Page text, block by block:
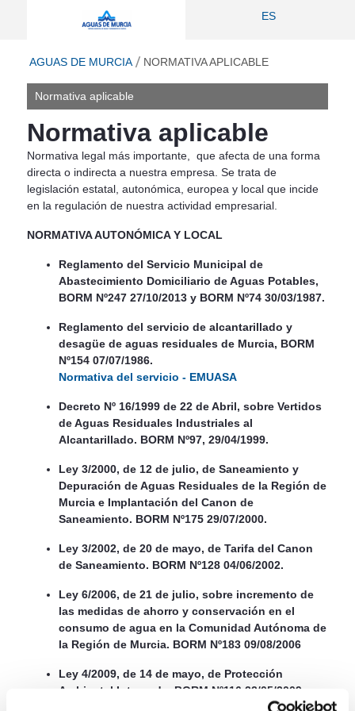
Normativa aplicable - Aguas de
ES
AGUAS DE MURCIA NORMATIVA APLICABLE
Normativa aplicable
Normativa aplicable
Normativa legal más importante, que afecta de una forma
directa o indirecta a nuestra empresa. Se trata de
legislación estatal, autonómica, europea y local que incide
en la regulación de nuestra actividad empresarial.
NORMATIVA AUTONÓMICA Y LOCAL
Reglamento del Servicio Municipal de
Abastecimiento Domiciliario de Aguas Potables,
BORM Nº247 27/10/2013 y BORM Nº74 30/03/1987.
Reglamento del servicio de alcantarillado y
desagüe de aguas residuales de Murcia, BORM
Nº154 07/07/1986.
Normativa del servicio - EMUASA
Decreto Nº 16/1999 de 22 de Abril, sobre Vertidos
de Aguas Residuales Industriales al
Alcantarillado. BORM Nº97, 29/04/1999.
Ley 3/2000, de 12 de julio, de Saneamiento y
Depuración de Aguas Residuales de la Región de
Murcia e Implantación del Canon de
Saneamiento. BORM Nº175 29/07/2000.
Ley 3/2002, de 20 de mayo, de Tarifa del Canon
de Saneamiento. BORM Nº128 04/06/2002.
Ley 6/2006, de 21 de julio, sobre incremento de
las medidas de ahorro y conservación en el
consumo de agua en la Comunidad Autónoma de
la Región de Murcia. BORM Nº183 09/08/2006
Ley 4/2009, de 14 de mayo, de Protección
Ambiental Integrada. BORM Nº116 22/05/2009